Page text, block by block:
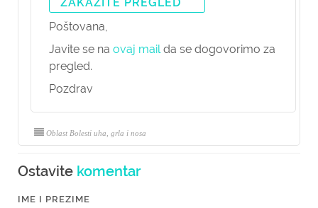
Poštovana,
Javite se na ovaj mailda se dogovorimo za
pregled.
Pozdrav
Oblast Bolesti uha, grla i nosa
Ostavite komentar
IME I PREZIME